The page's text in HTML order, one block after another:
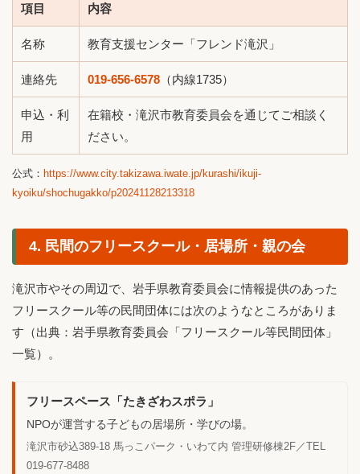
項目 内容
名称 教育支援センター「フレンド滝沢」
連絡先 019-656-6578 （内線1735）
申込・利
用
在籍校・滝沢市教育委員会を通じてご相談く
ださい。
公式： https://www.city.takizawa.iwate.jp/kurashi/ikuji-
kyoiku/shochugakko/p20241128213318
4. 民間のフリースクール・居場所・親の会
滝沢市やその周辺で、岩手県教育委員会に情報提供のあった
フリースクール等の民間団体には次のようなところがありま
す（出典：岩手県教育委員会「フリースクール等民間団体」
一覧）。
フリースペース「たきざわスポラ」
NPOが運営する子どもの居場所・学びの場。
滝沢市砂込389-18 馬っこパーク・いわて内 管理研修棟2F／TEL
019-677-8488